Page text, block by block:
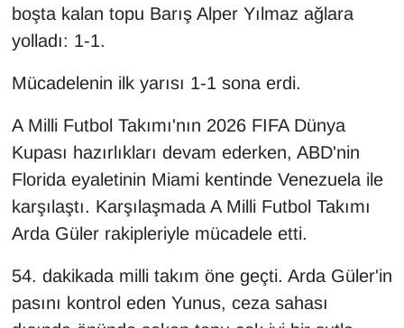
boşta kalan topu Barış Alper Yılmaz ağlara
yolladı: 1-1.
Mücadelenin ilk yarısı 1-1 sona erdi.
A Milli Futbol Takımı'nın 2026 FIFA Dünya
Kupası hazırlıkları devam ederken, ABD'nin
Florida eyaletinin Miami kentinde Venezuela ile
karşılaştı. Karşılaşmada A Milli Futbol Takımı
Arda Güler rakipleriyle mücadele etti.
54. dakikada milli takım öne geçti. Arda Güler'in
pasını kontrol eden Yunus, ceza sahası
KURDÎ
ONE EKONOMİ
POLİTİKA
Resmi İlanlar
RÖPORTAJ